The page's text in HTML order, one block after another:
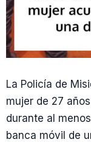
La Policía de
mujer de 27
durante al
banca móvil de